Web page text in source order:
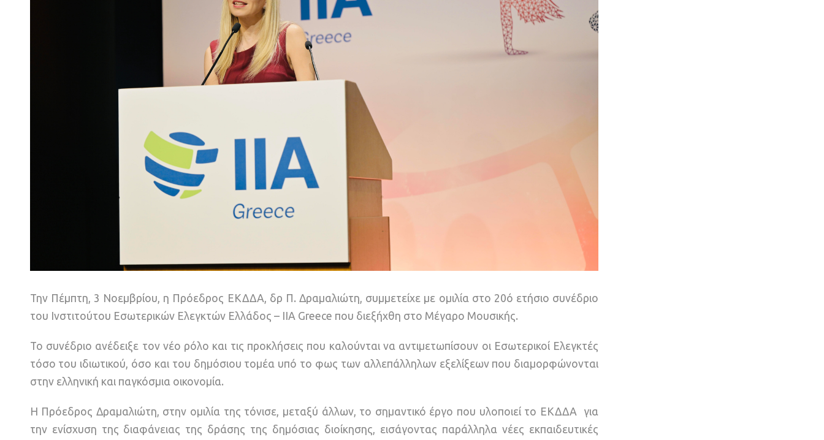
Την Πέμπτη, 3 Νοεμβρίου, η Πρόεδρος ΕΚΔΔΑ, δρ Π. Δραμαλιώτη, συμμετείχε με ομιλία στο 20ό ετήσιο συνέδριο
του Ινστιτούτου Εσωτερικών Ελεγκτών Ελλάδος – IIA Greece που διεξήχθη στο Μέγαρο Μουσικής.
To συνέδριο ανέδειξε τον νέο ρόλο και τις προκλήσεις που καλούνται να αντιμετωπίσουν οι Εσωτερικοί Ελεγκτές
τόσο του ιδιωτικού, όσο και του δημόσιου τομέα υπό το φως των αλλεπάλληλων εξελίξεων που διαμορφώνονται
στην ελληνική και παγκόσμια οικονομία.
Η Πρόεδρος Δραμαλιώτη, στην ομιλία της τόνισε, μεταξύ άλλων, το σημαντικό έργο που υλοποιεί το ΕΚΔΔΑ για
την ενίσχυση της διαφάνειας της δράσης της δημόσιας διοίκησης, εισάγοντας παράλληλα νέες εκπαιδευτικές